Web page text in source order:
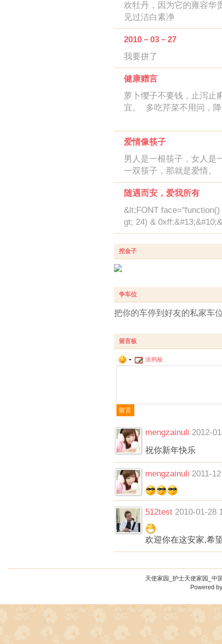
欢牡丹，因为它的雍容华
见过洁白素净
2010－03－27
我要拼了
健康赠言­
萝卜缨子不要钱，止泻止
宜。 ­ 多吃芹菜不用问，
爱情像筷子
男人是一根筷子，女人是
一双筷子，那就是爱
随遇而安，爱我所有
&lt;FONT
gt; 24) &
挖金子
争车位
把你的车停到好友的私家车
留言板
涂鸦板
mengzainuli 2012-
祝你新年快乐
mengzainuli 2011-
512test 2010-01-28
欢迎你在这安家,希
天使家园_护士天使家园_中
Powered